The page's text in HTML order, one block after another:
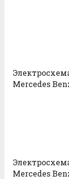
Mercedes
Mercedes